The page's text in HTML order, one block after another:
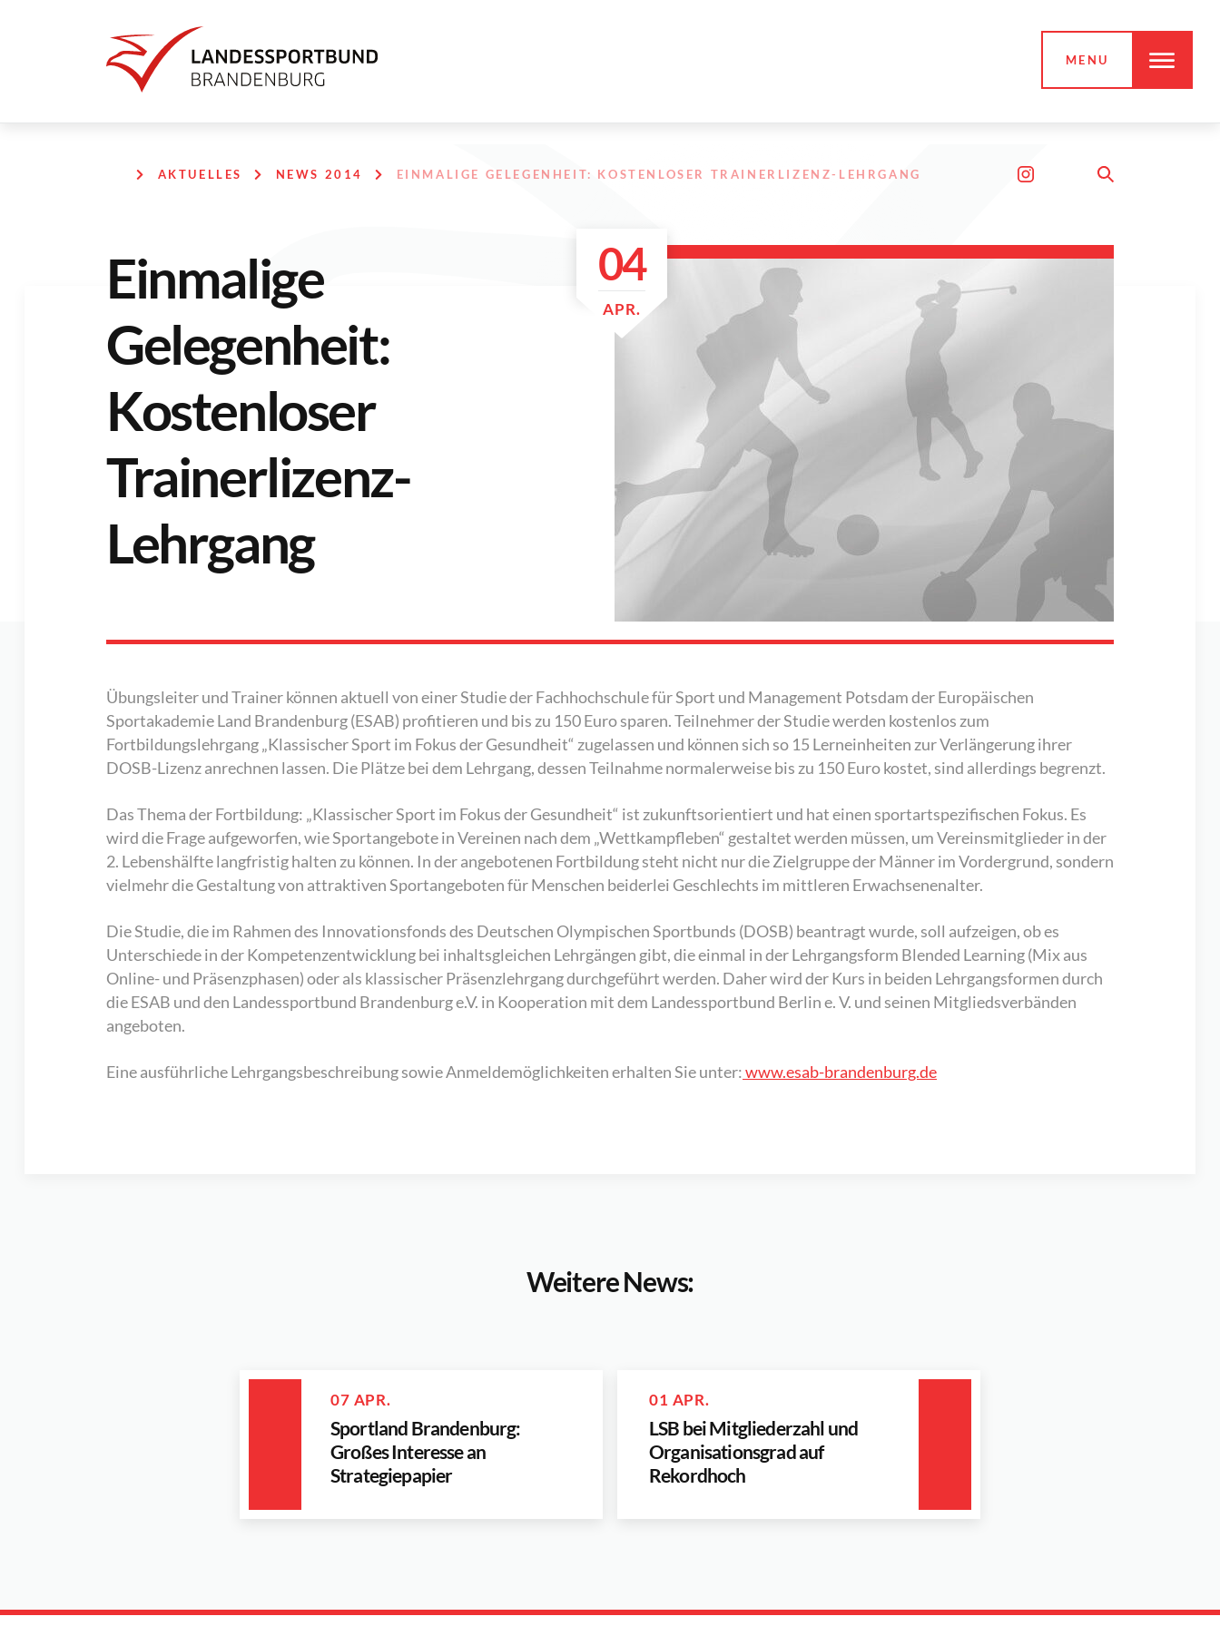
MENU
AKTUELLES NEWS 2014 EINMALIGE GELEGENHEIT: KOSTENLOSER TRAINERLIZENZ-LEHRGANG
04
APR.
Einmalige
Gelegenheit:
Kostenloser
Trainerlizenz-
Lehrgang
Übungsleiter und Trainer können aktuell von einer Studie der Fachhochschule für Sport und Management Potsdam der Europäischen
Sportakademie Land Brandenburg (ESAB) profitieren und bis zu 150 Euro sparen. Teilnehmer der Studie werden kostenlos zum
Fortbildungslehrgang „Klassischer Sport im Fokus der Gesundheit“ zugelassen und können sich so 15 Lerneinheiten zur Verlängerung ihrer
DOSB-Lizenz anrechnen lassen. Die Plätze bei dem Lehrgang, dessen Teilnahme normalerweise bis zu 150 Euro kostet, sind allerdings begrenzt.
Das Thema der Fortbildung: „Klassischer Sport im Fokus der Gesundheit“ ist zukunftsorientiert und hat einen sportartspezifischen Fokus. Es
wird die Frage aufgeworfen, wie Sportangebote in Vereinen nach dem „Wettkampfleben“ gestaltet werden müssen, um Vereinsmitglieder in der
2. Lebenshälfte langfristig halten zu können. In der angebotenen Fortbildung steht nicht nur die Zielgruppe der Männer im Vordergrund, sondern
vielmehr die Gestaltung von attraktiven Sportangeboten für Menschen beiderlei Geschlechts im mittleren Erwachsenenalter.
Die Studie, die im Rahmen des Innovationsfonds des Deutschen Olympischen Sportbunds (DOSB) beantragt wurde, soll aufzeigen, ob es
Unterschiede in der Kompetenzentwicklung bei inhaltsgleichen Lehrgängen gibt, die einmal in der Lehrgangsform Blended Learning (Mix aus
Online- und Präsenzphasen) oder als klassischer Präsenzlehrgang durchgeführt werden. Daher wird der Kurs in beiden Lehrgangsformen durch
die ESAB und den Landessportbund Brandenburg e.V. in Kooperation mit dem Landessportbund Berlin e. V. und seinen Mitgliedsverbänden
angeboten.
Eine ausführliche Lehrgangsbeschreibung sowie Anmeldemöglichkeiten erhalten Sie unter:www.esab-brandenburg.de
Weitere News:
07 APR.
Sportland Brandenburg:
Großes Interesse an
Strategiepapier
01 APR.
LSB bei Mitgliederzahl und
Organisationsgrad auf
Rekordhoch